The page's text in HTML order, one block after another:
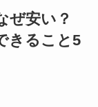
ぜ安い？
きること5